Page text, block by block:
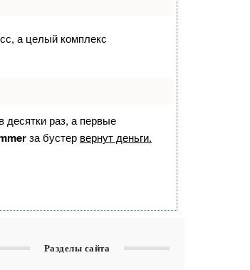
а целый комплекс
десятки раз, а первые
за бустер вернут деньги.
Разделы сайта